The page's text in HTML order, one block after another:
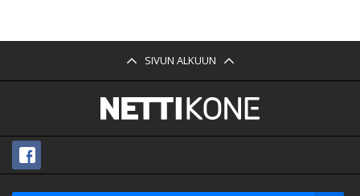
SIVUN ALKUUN